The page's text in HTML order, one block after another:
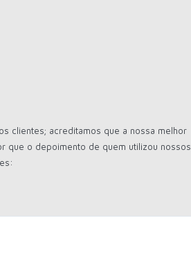
clientes; acreditamos que a nossa melhor
que o depoimento de quem utilizou nossos